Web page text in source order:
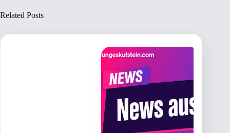
Related Posts